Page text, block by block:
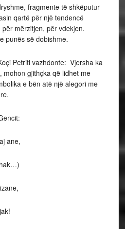
fragmente të shkëputur
qartë për një tendencë
mërzitjen, për vdekjen.
punës së dobishme.
Petriti vazhdonte: Vjersha ka
mohon gjithçka që lidhet me
e bën atë një alegori me
ane,